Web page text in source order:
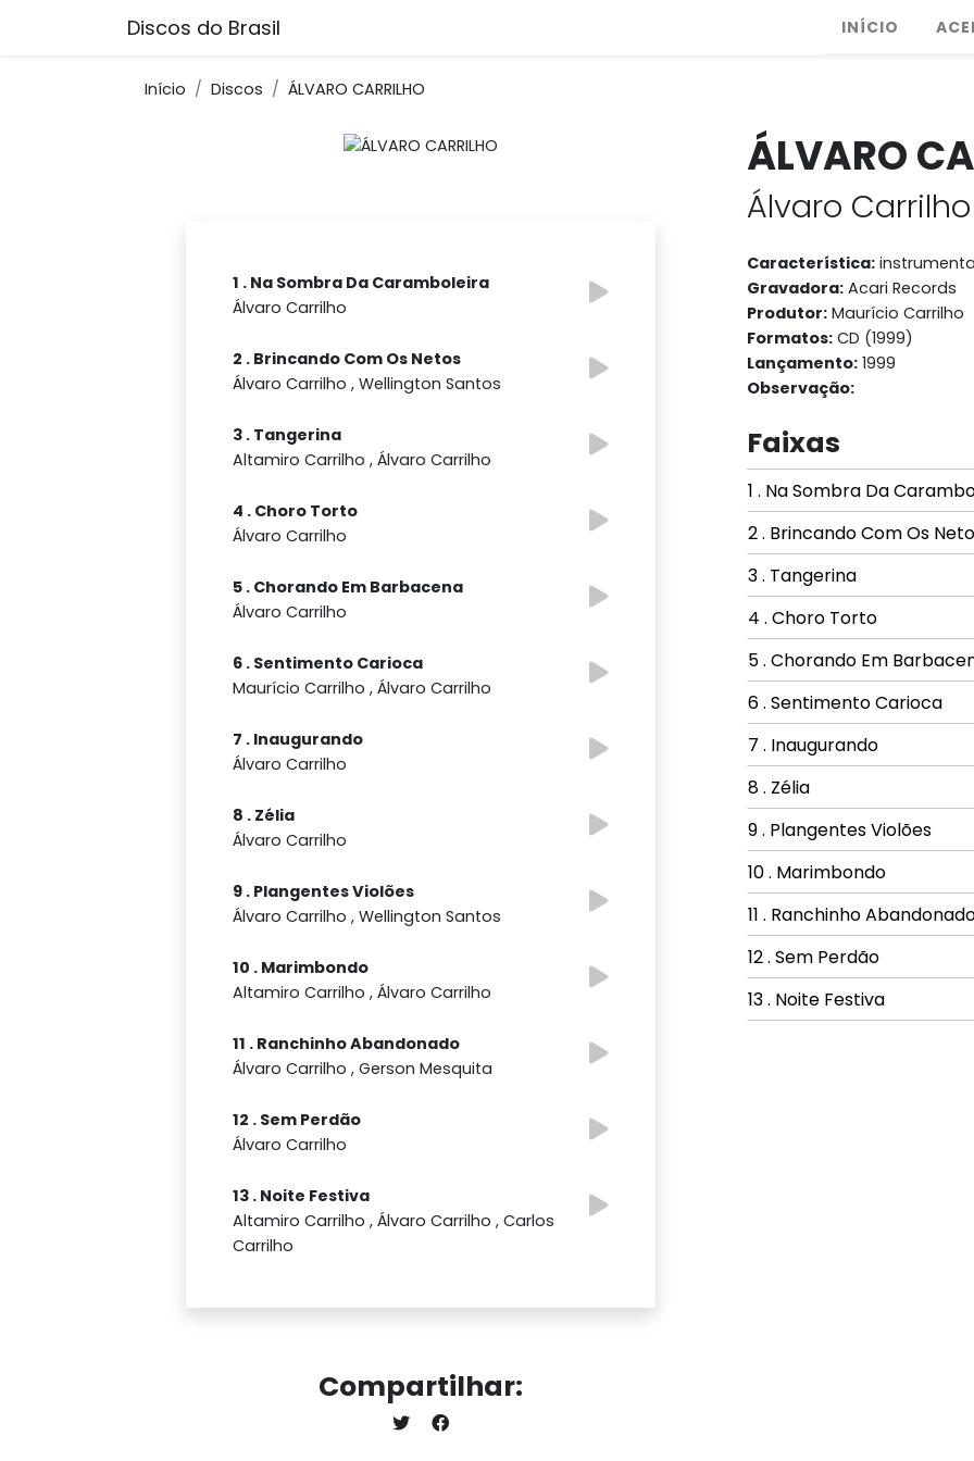
Discos do Brasil INÍCIO
Início Discos ÁLVARO CARRILHO
1 . Na Sombra Da Caramboleira
Álvaro Carrilho
2 . Brincando Com Os Netos
Álvaro Carrilho , Wellington Santos
3 . Tangerina
Altamiro Carrilho , Álvaro Carrilho
4 . Choro Torto
Álvaro Carrilho
5 . Chorando Em Barbacena
Álvaro Carrilho
6 . Sentimento Carioca
Maurício Carrilho , Álvaro Carrilho
7 . Inaugurando
Álvaro Carrilho
8 . Zélia
Álvaro Carrilho
9 . Plangentes Violões
Álvaro Carrilho , Wellington Santos
10 . Marimbondo
Altamiro Carrilho , Álvaro Carrilho
11 . Ranchinho Abandonado
Álvaro Carrilho , Gerson Mesquita
12 . Sem Perdão
Álvaro Carrilho
13 . Noite Festiva
Altamiro Carrilho , Álvaro Carrilho , Carlos
Carrilho
Compartilhar:
ÁLVARO
Álvaro Carrilho
Característica:
Gravadora: Acari Records
Produtor: Maurício Carrilho
Formatos: CD (1999)
Lançamento: 1999
Observação:
Faixas
1 . Na Sombra Da
2 . Brincando Com Os
3 . Tangerina
4 . Choro Torto
5 . Chorando Em
6 . Sentimento Carioca
7 . Inaugurando
8 . Zélia
9 . Plangentes Violões
10 . Marimbondo
11 . Ranchinho
12 . Sem Perdão
13 . Noite Festiva